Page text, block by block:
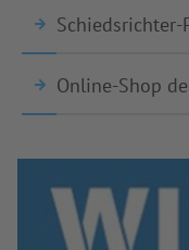
Schiedsrichter-
Online-Shop